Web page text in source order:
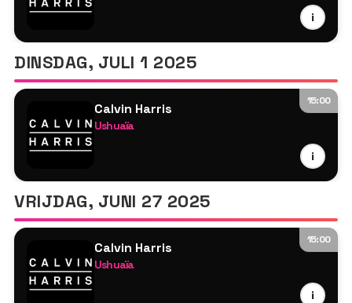
i
Tyson O'Brien
DINSDAG, JULI 1 2025
15:00
Calvin Harris
Ushuaïa
i
Tyson O'Brien
VRIJDAG, JUNI 27 2025
15:00
Calvin Harris
Ushuaïa
i